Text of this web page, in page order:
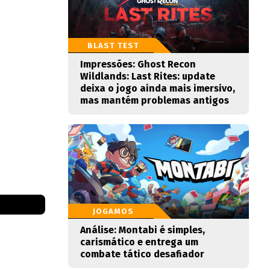
BLAST TEST
Impressões: Ghost Recon
Wildlands: Last Rites: update
deixa o jogo ainda mais imersivo,
mas mantém problemas antigos
JOGAMOS
Análise: Montabi é simples,
carismático e entrega um
combate tático desafiador